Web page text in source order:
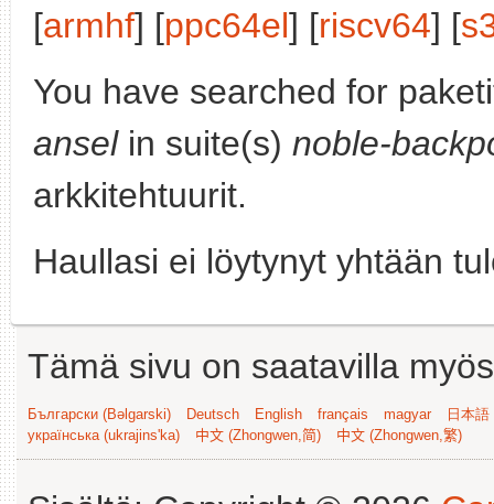
[armhf] [ppc64el] [riscv64] [
You have searched for
anselin suite(s) noble-
arkkitehtuurit.
Haullasi ei löytynyt yhtään
Tämä sivu on saatavilla
Български (Bəlgarski) Deutsch English français magyar
日本
українська (ukrajins'ka)
中文 (Zhongwen,简) 中文 (Zhongwen,繁)